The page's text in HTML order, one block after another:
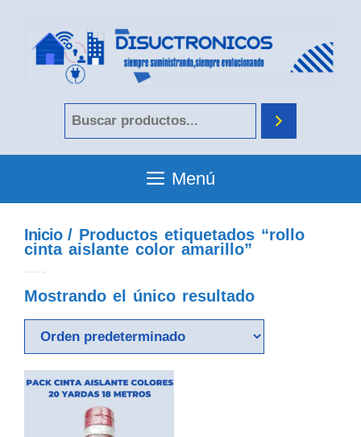
Menú
Inicio/ Productos etiquetados “rollo
cinta aislante color amarillo”
Mostrando el único resultado